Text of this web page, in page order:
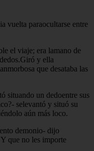
vuelta paraocultarse entre
el viaje; era lamano de
y ella
que desataba las
situando un dedoentre sus
selevantó y situó su
aún más loco.
demonio- dijo
que no les importe